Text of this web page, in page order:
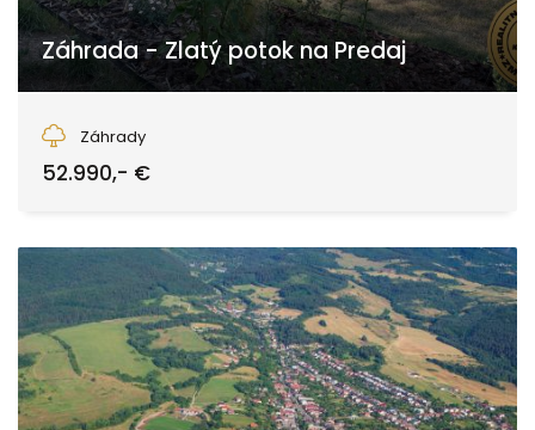
Záhrada - Zlatý potok na Predaj
Záhrady
52.990,- €